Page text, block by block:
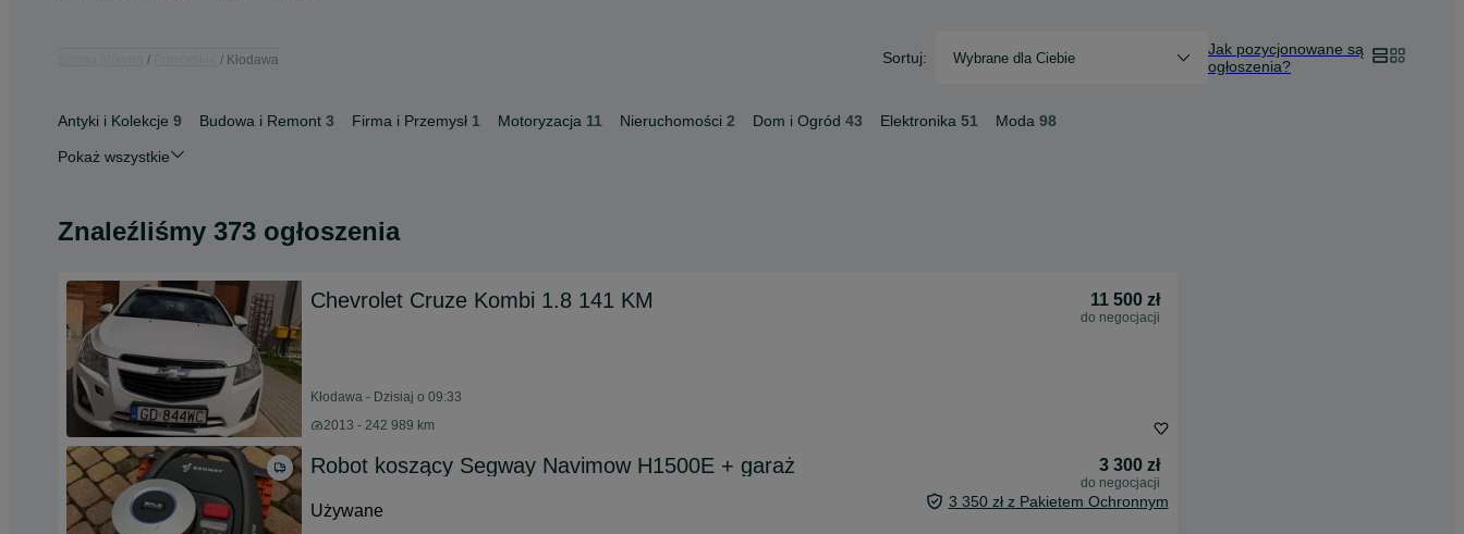
Kłodawa Sortuj: Wybrane dla Ciebie
Jak pozycjonowane są
ogłoszenia?
Antyki i Kolekcje 9 Budowa i Remont 3 Firma i Przemysł 1 Motoryzacja 11 Nieruchomości 2 Dom i Ogród 43 Elektronika 51 Moda 98
Pokaż wszystkie
Znaleźliśmy 373 ogłoszenia
Chevrolet Cruze Kombi 1.8 141 KM 11 500 zł
do negocjacji
Kłodawa - Dzisiaj o 09:33
2013 - 242 989 km
Robot koszący Segway Navimow H1500E + garaż 3 300 zł
do negocjacji
Używane 3 350 zł z Pakietem Ochronnym